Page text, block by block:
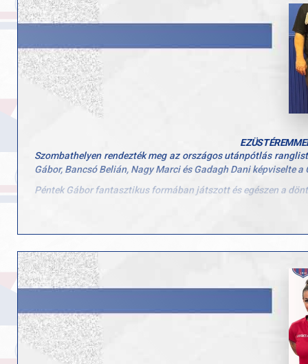
Szombathelyen rendezték meg az országos utánpótlás
Gábor, Bancsó Belián, Nagy Marci és Gadagh Dani képviselte a
Péntek Gábor fantasztikus formában játszott és egészen a